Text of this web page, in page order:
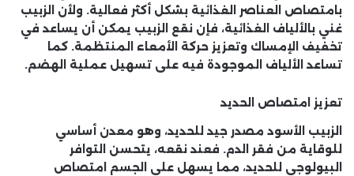
بامتصاص العناصر الغذائية بشكل أكثر فعالية. ولأن الزبيب
غني بالألياف الغذائية، فإن نقع الزبيب يمكن أن يساعد في
تخفيف الإمساك وتعزيز حركة الأمعاء المنتظمة. كما
تساعد الألياف الموجودة فيه على تسهيل عملية الهضم.
تعزيز امتصاص الحديد
الزبيب الأسود مصدر جيد للحديد، وهو معدن أساسي
للوقاية من فقر الدم. فعند نقعه، يتحسن التوافر
البيولوجي للحديد، مما يسهل على الجسم امتصاص